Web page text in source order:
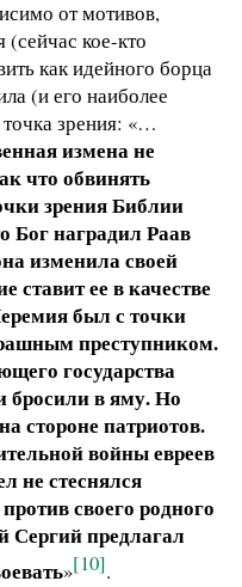
от мотивов,
(сейчас кое-кто
как идейного борца
(и его наиболее
зрения: «…
измена не
что обвинять
зрения Библии
Бог наградил Раав
изменила своей
ставит ее в качестве
был с точки
преступником.
государства
бросили в яму. Но
стороне патриотов.
войны евреев
не стеснялся
своего родного
Сергий предлагал
»[10].